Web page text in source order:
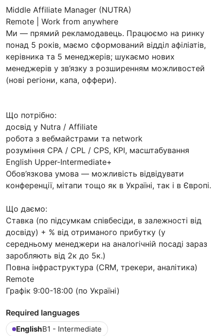
Middle Affiliate Manager (NUTRA)
Remote | Work from anywhere
Ми — прямий рекламодавець. Працюємо на ринку
понад 5 років, маємо сформований відділ афіліатів,
керівника та 5 менеджерів; шукаємо нових
менеджерів у зв’язку з розширенням можливостей
(нові регіони, капа, оффери).
Що потрібно:
досвід у Nutra / Affiliate
робота з вебмайстрами та network
розуміння CPA / CPL / CPS, KPI, масштабування
English Upper-Intermediate+
Обов’язкова умова — можливість відвідувати
конференції, мітапи тощо як в Україні, так і в Європі.
Що даємо:
Ставка (по підсумкам співбесіди, в залежності від
досвіду) + % від отриманого прибутку (у
середньому менеджери на аналогічній посаді зараз
заробляють від 2к до 5к.)
Повна інфраструктура (CRM, трекери, аналітика)
Remote
Графік 9:00-18:00 (по Україні)
Required languages
EnglishB1 - Intermediate